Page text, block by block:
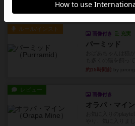
ルール/インスト
画像付き 充実
パーミッド
約15時間前
レビュー
画像付き
オラパ・マイン